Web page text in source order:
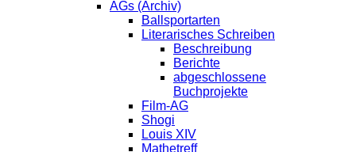
AGs (Archiv)
Ballsportarten
Literarisches Schreiben
Beschreibung
Berichte
abgeschlossene
Buchprojekte
Film-AG
Shogi
Louis XIV
Mathetreff